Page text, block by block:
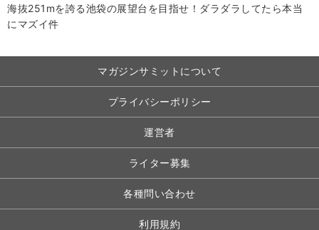
海抜251mを誇る池袋の展望台を目指せ！ダラダラしてたら本当
にマズイ件
マガジンサミットについて
プライバシーポリシー
運営者
ライター募集
各種問い合わせ
利用規約